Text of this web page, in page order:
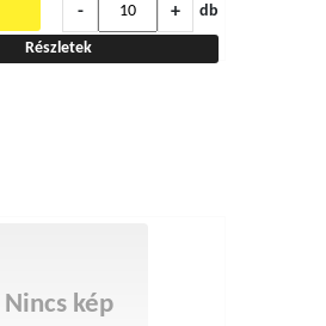
- + db
Részletek
Nincs kép